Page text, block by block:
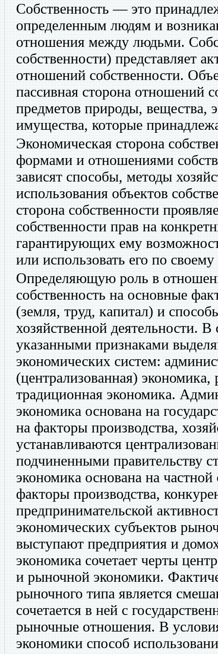
Собственность — это
определенным людям и
отношения между людьми.
собственности) представляет
отношений собственности.
пассивная сторона отношений
предметов природы, вещества,
имущества, которые
Экономическая сторона
формами и отношениями
зависят способы, методы
использования объектов
сторона собственности
собственности прав на
гарантирующих ему
или использовать его по
Определяющую роль в
собственность на основные
(земля, труд, капитал) и
хозяйственной деятельности. В
указанными признаками
экономических систем:
(централизованная)
традиционная экономика.
экономика основана на
на факторы производства,
устанавливаются
подчиненными правительству
экономика основана на частной
факторы производства,
предпринимательской
экономических субъектов
выступают предприятия и
экономика сочетает черты
и рыночной экономики.
рыночного типа является
сочетается в ней с
рыночные отношения. В
экономики способ